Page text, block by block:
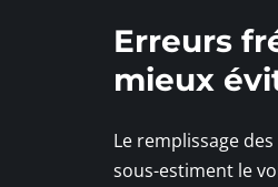
Erreurs
mieux
Le remplissage
sous-estiment le